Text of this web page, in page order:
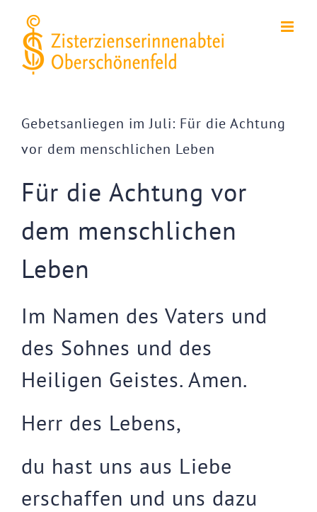
Inhalt
springen
grösseres
Gebetsanliegen im Juli: Für die Achtung
vor dem menschlichen Leben
Für die Achtung vor
dem menschlichen
Leben
Im Namen des Vaters und
des Sohnes und des
Heiligen Geistes. Amen.
Herr des Lebens,
du hast uns aus Liebe
erschaffen und uns dazu